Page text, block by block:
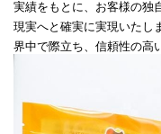
実績をもとに、お客様の独
現実へと確実に実現いたし
界中で際立ち、信頼性の高